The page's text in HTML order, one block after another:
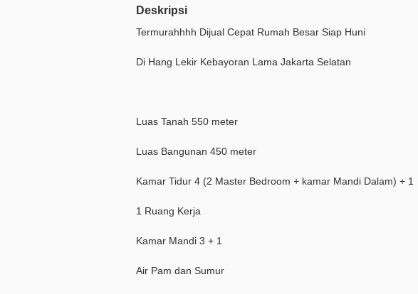
Deskripsi
Termurahhhh Dijual Cepat Rumah Besar Siap Huni
Di Hang Lekir Kebayoran Lama Jakarta Selatan
Luas Tanah 550 meter
Luas Bangunan 450 meter
Kamar Tidur 4 (2 Master Bedroom + kamar Mandi Dalam) + 1
1 Ruang Kerja
Kamar Mandi 3 + 1
Air Pam dan Sumur